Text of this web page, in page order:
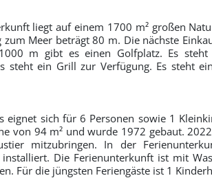
liegt auf einem 1700 m² großen
zum Meer beträgt 80 m. Die nächste
m gibt es einen Golfplatz. Es steht
steht ein Grill zur Verfügung. Es steht
eignet sich für 6 Personen sowie 1
von 94 m² und wurde 1972 gebaut.
mitzubringen. In der
Die Ferienunterkunft ist mit
Für die jüngsten Feriengäste ist 1